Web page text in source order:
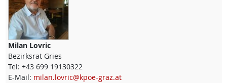
Milan Lovric
Bezirksrat Gries
Tel: +43 699 19130322
E-Mail: milan.lovric@kpoe-graz.at